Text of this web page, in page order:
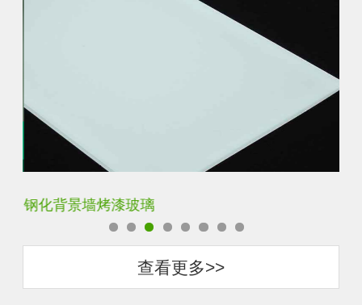
钢化背景墙烤漆玻璃
查看更多>>